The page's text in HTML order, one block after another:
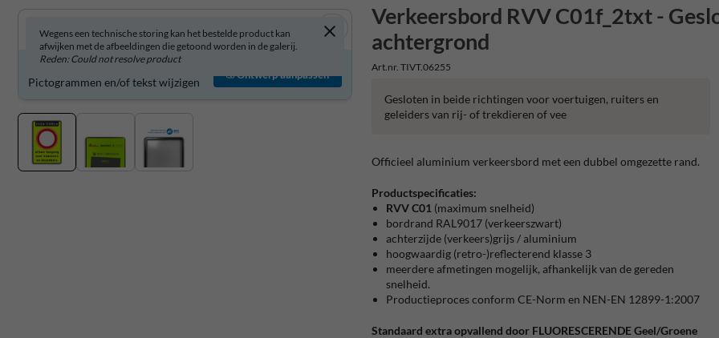
Verkeersbord RVV C01f_2txt -
achtergrond
Art.nr. TIVT.06255
Wegens een technische storing kan het bestelde product kan
afwijken met de afbeeldingen die getoond worden in de galerij.
Reden: Could not resolve product
Verkeersbord zelf aanpassen?
Pictogrammen en/of tekst wijzigen
Ontwerp aanpassen
Gesloten in beide richtingen voor voertuigen, ruiters en
geleiders van rij- of trekdieren of vee
Officieel aluminium verkeersbord met een dubbel omgezette rand.
Productspecificaties:
RVV C01 (maximum snelheid)
bordrand RAL9017 (verkeerszwart)
achterzijde (verkeers)grijs / aluminium
hoogwaardig (retro-)reflecterend klasse 3
meerdere afmetingen mogelijk, afhankelijk van de gereden
snelheid.
Productieproces conform CE-Norm en NEN-EN 12899-1:2007
Standaard extra opvallend door FLUORESCERENDE Geel/Groene